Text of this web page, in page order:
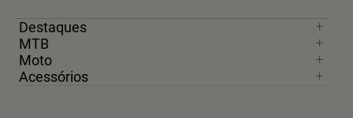
Destaques
MTB
Moto
Acessórios